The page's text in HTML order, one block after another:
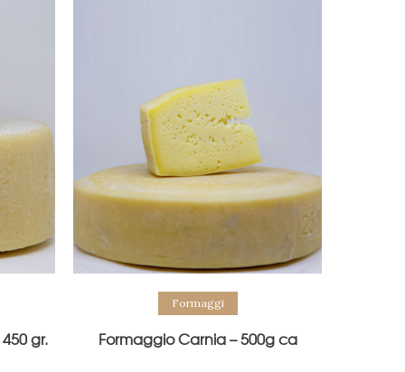
gr.
Formaggi
Formaggio Carnia – 500g ca